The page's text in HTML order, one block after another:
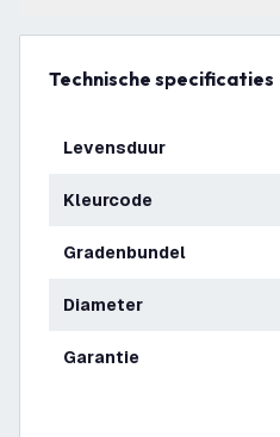
Technische specificaties
Levensduur
Kleurcode
Gradenbundel
Diameter
Garantie